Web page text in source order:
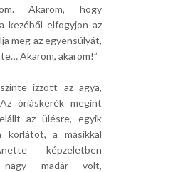
Akarom, hogy
kezéből elfogyjon az
meg az egyensúlyát,
Akarom, akarom!”
izzott az agya,
óriáskerék megint
az ülésre, egyik
korlátot, a másikkal
képzeletben
nagy madár volt,